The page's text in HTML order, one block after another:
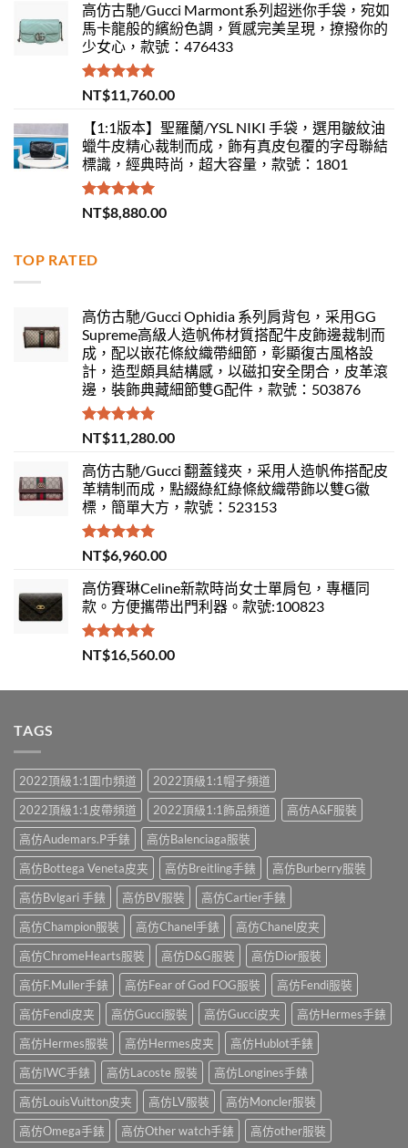
高仿古馳/Gucci Marmont系列超迷你手袋，宛如
馬卡龍般的繽紛色調，質感完美呈現，撩撥你的
少女心，款號：476433
評分5.00
滿分 5
NT$11,760.00
【1:1版本】聖羅蘭/YSL NIKI 手袋，選用皺紋油
蠟牛皮精心裁制而成，飾有真皮包覆的字母聯結
標識，經典時尚，超大容量，款號：1801
評分 5.00
滿分 5
NT$8,880.00
TOP RATED
高仿古馳/Gucci Ophidia 系列肩背包，采用GG
Supreme高級人造帆佈材質搭配牛皮飾邊裁制而
成，配以嵌花條紋織帶細節，彰顯復古風格設
計，造型頗具結構感，以磁扣安全閉合，皮革滾
邊，裝飾典藏細節雙G配件，款號：503876
評分5.00
滿分 5
NT$11,280.00
高仿古馳/Gucci 翻蓋錢夾，采用人造帆佈搭配皮
革精制而成，點綴綠紅綠條紋織帶飾以雙G徽
標，簡單大方，款號：523153
評分 5.00
滿分 5
NT$6,960.00
高仿賽琳Celine新款時尚女士單肩包，專櫃同
款。方便攜帶出門利器。款號:100823
評分5.00
滿分 5
NT$16,560.00
TAGS
2022頂級1:1圍巾頻道
2022頂級1:1帽子頻道
2022頂級1:1皮帶頻道
2022頂級1:1飾品頻道
高仿A&F服裝
高仿Audemars.P手錶
高仿Balenciaga服裝
高仿Bottega Veneta皮夹
高仿Breitling手錶
高仿Burberry服裝
高仿Bvlgari 手錶
高仿BV服裝
高仿Cartier手錶
高仿Champion服裝
高仿Chanel手錶
高仿Chanel皮夹
高仿ChromeHearts服裝
高仿D&G服裝
高仿Dior服裝
高仿F.Muller手錶
高仿Fear of God FOG服裝
高仿Fendi服裝
高仿Fendi皮夹
高仿Gucci服裝 高仿Gucci皮夹
高仿Hermes手錶
高仿Hermes服裝
高仿Hermes皮夹
高仿Hublot手錶
高仿IWC手錶
高仿Lacoste 服裝
高仿Longines手錶
高仿LouisVuitton皮夹
高仿LV服裝
高仿Moncler服裝
高仿Omega手錶
高仿Other watch手錶 高仿other服裝